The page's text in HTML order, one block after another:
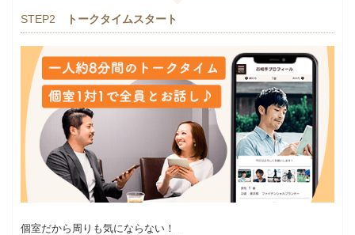
STEP2 トークタイムスタート
個室だから周りも気にならない！